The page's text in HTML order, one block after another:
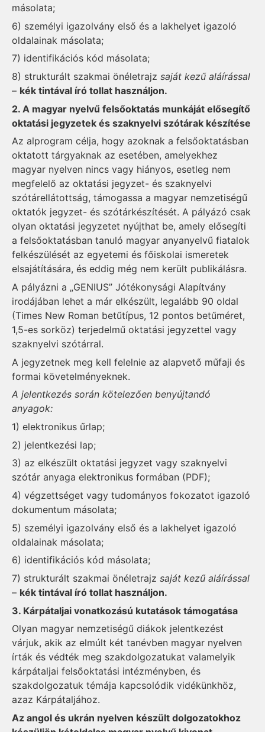
másolata;
6) személyi igazolvány első és a lakhelyet igazoló
oldalainak másolata;
7) identifikációs kód másolata;
8) strukturált szakmai önéletrajz saját kezű aláírással
– kék tintával író tollat használjon.
2. A magyar nyelvű felsőoktatás munkáját elősegítő
oktatási jegyzetek és szaknyelvi szótárak készítése
Az alprogram célja, hogy azoknak a felsőoktatásban
oktatott tárgyaknak az esetében, amelyekhez
magyar nyelven nincs vagy hiányos, esetleg nem
megfelelő az oktatási jegyzet- és szaknyelvi
szótárellátottság, támogassa a magyar nemzetiségű
oktatók jegyzet- és szótárkészítését. A pályázó csak
olyan oktatási jegyzetet nyújthat be, amely elősegíti
a felsőoktatásban tanuló magyar anyanyelvű fiatalok
felkészülését az egyetemi és főiskolai ismeretek
elsajátítására, és eddig még nem került publikálásra.
A pályázni a „GENIUS” Jótékonysági Alapítvány
irodájában lehet a már elkészült, legalább 90 oldal
(Times New Roman betűtípus, 12 pontos betűméret,
1,5-es sorköz) terjedelmű oktatási jegyzettel vagy
szaknyelvi szótárral.
A jegyzetnek meg kell felelnie az alapvető műfaji és
formai követelményeknek.
A jelentkezés során kötelezően benyújtandó
anyagok:
1) elektronikus űrlap;
2) jelentkezési lap;
3) az elkészült oktatási jegyzet vagy szaknyelvi
szótár anyaga elektronikus formában (PDF);
4) végzettséget vagy tudományos fokozatot igazoló
dokumentum másolata;
5) személyi igazolvány első és a lakhelyet igazoló
oldalainak másolata;
6) identifikációs kód másolata;
7) strukturált szakmai önéletrajz saját kezű aláírással
– kék tintával író tollat használjon.
3. Kárpátaljai vonatkozású kutatások támogatása
Olyan magyar nemzetiségű diákok jelentkezést
várjuk, akik az elmúlt két tanévben magyar nyelven
írták és védték meg szakdolgozatukat valamelyik
kárpátaljai felsőoktatási intézményben, és
szakdolgozatuk témája kapcsolódik vidékünkhöz,
azaz Kárpátaljához.
Az angol és ukrán nyelven készült dolgozatokhoz